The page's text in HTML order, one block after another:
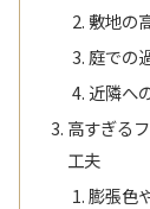
敷地の
庭での
近隣へ
高すぎる
工夫
膨張色